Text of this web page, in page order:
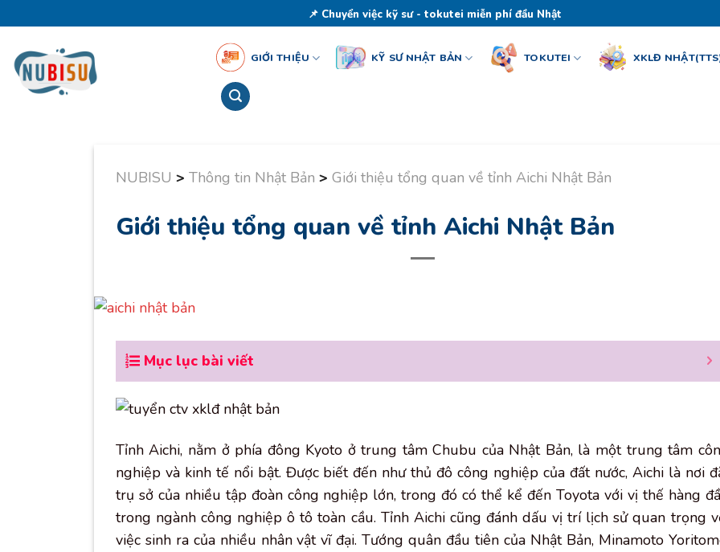
content
📌 Chuyển việc kỹ sư - tokutei miễn phí đầu Nhật
GIỚI THIỆU KỸ SƯ NHẬT BẢN TOKUTEI XKLĐ
NUBISU > Thông tin Nhật Bản > Giới thiệu tổng quan về tỉnh Aichi Nhật Bản
Giới thiệu tổng quan về tỉnh Aichi Nhật Bản
Mục lục bài viết
Tỉnh Aichi, nằm ở phía đông Kyoto ở trung tâm Chubu của Nhật Bản, là một trung tâm
nghiệp và kinh tế nổi bật. Được biết đến như thủ đô công nghiệp của đất nước, Aichi là nơi
trụ sở của nhiều tập đoàn công nghiệp lớn, trong đó có thể kể đến Toyota với vị thế hàng
trong ngành công nghiệp ô tô toàn cầu. Tỉnh Aichi cũng đánh dấu vị trí lịch sử quan trọng
việc sinh ra của nhiều nhân vật vĩ đại. Tướng quân đầu tiên của Nhật Bản, Minamoto